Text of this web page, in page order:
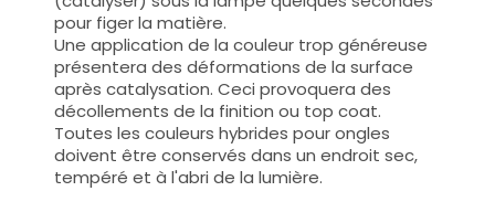
pour figer la matière.
Une application de la couleur trop généreuse
présentera des déformations de la surface
après catalysation. Ceci provoquera des
décollements de la finition ou top coat.
Toutes les couleurs hybrides pour ongles
doivent être conservés dans un endroit sec,
tempéré et à l'abri de la lumière.